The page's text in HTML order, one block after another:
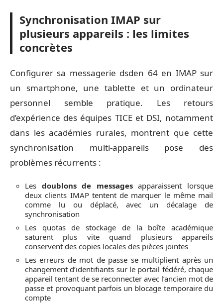
Synchronisation IMAP sur
plusieurs appareils : les limites
concrètes
Configurer sa messagerie dsden 64 en IMAP sur
un smartphone, une tablette et un ordinateur
personnel semble pratique. Les retours
d’expérience des équipes TICE et DSI, notamment
dans les académies rurales, montrent que cette
synchronisation multi-appareils pose des
problèmes récurrents :
Les doublons de messagesapparaissent lorsque
deux clients IMAP tentent de marquer le même mail
comme lu ou déplacé, avec un décalage de
synchronisation
Les quotas de stockage de la boîte académique
saturent plus vite quand plusieurs appareils
conservent des copies locales des pièces jointes
Les erreurs de mot de passe se multiplient après un
changement d’identifiants sur le portail fédéré, chaque
appareil tentant de se reconnecter avec l’ancien mot de
passe et provoquant parfois un blocage temporaire du
compte